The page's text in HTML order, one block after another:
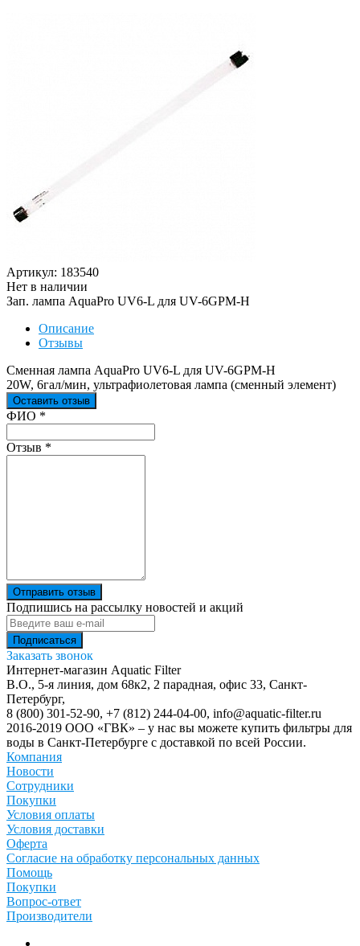
Артикул: 183540
Нет в наличии
Зап. лампа AquaPro UV6-L для UV-6GPM-H
Описание
Отзывы
Сменная лампа AquaPro UV6-L для UV-6GPM-H
20W, 6гал/мин, ультрафиолетовая лампа (сменный элемент)
Оставить отзыв
Ваш отзыв был отправлен!
ФИО *
Отзыв *
Отправить отзыв
Подпишись на рассылку новостей и акций
Заказать звонок
Интернет-магазин Aquatic Filter
В.О., 5-я линия, дом 68к2, 2 парадная, офис 33, Санкт-
Петербург,
8 (800) 301-52-90, +7 (812) 244-04-00, info@aquatic-filter.ru
2016-2019 ООО «ГВК» – у нас вы можете купить фильтры для
воды в Санкт-Петербурге с доставкой по всей России.
Компания
Новости
Сотрудники
Покупки
Условия оплаты
Условия доставки
Оферта
Согласие на обработку персональных данных
Помощь
Покупки
Вопрос-ответ
Производители